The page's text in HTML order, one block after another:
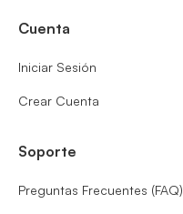
Cuenta
Iniciar Sesión
Crear Cuenta
Soporte
Preguntas Frecuentes (FAQ)